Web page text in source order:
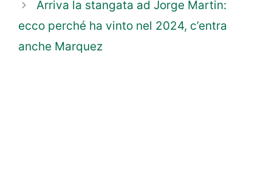
Arriva la stangata ad Jorge Martin:
ecco perché ha vinto nel 2024, c’entra
anche Marquez